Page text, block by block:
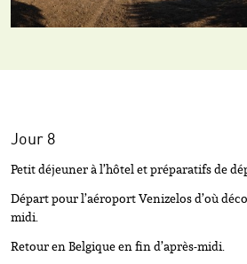
Jour 8
Petit déjeuner à l’hôtel et préparatifs de
Départ pour l’aéroport Venizelos d’où
midi.
Retour en Belgique en fin d’après-midi.